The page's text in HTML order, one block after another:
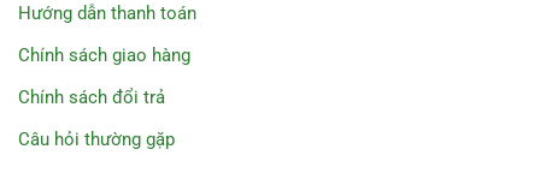
Hướng dẫn thanh toán
Chính sách giao hàng
Chính sách đổi trả
Câu hỏi thường gặp